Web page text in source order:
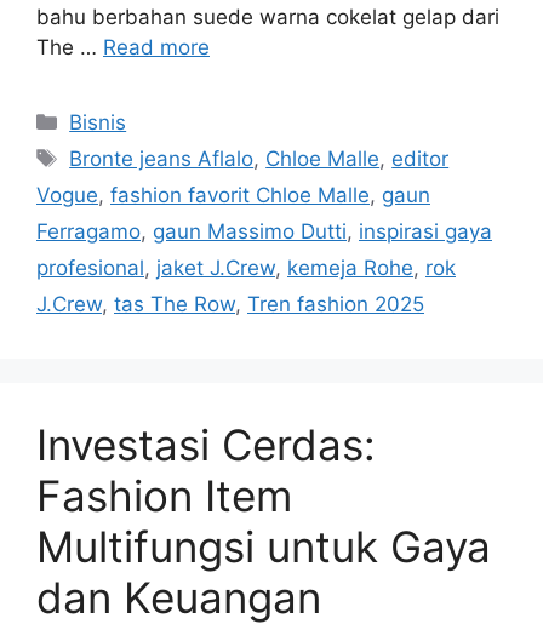
bahu berbahan suede warna cokelat gelap dari
The … Read more
Categories
Bisnis
Tags
Bronte jeans Aflalo, Chloe Malle, editor
Vogue, fashion favorit Chloe Malle, gaun
Ferragamo, gaun Massimo Dutti, inspirasi gaya
profesional, jaket J.Crew, kemeja Rohe, rok
J.Crew, tas The Row, Tren fashion 2025
Investasi Cerdas:
Fashion Item
Multifungsi untuk Gaya
dan Keuangan